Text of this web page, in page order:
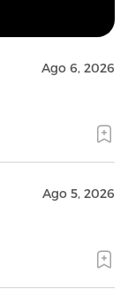
Ago 6, 2026
Ago 5, 2026